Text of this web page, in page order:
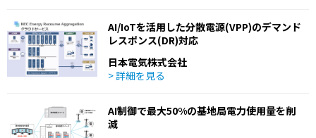
AI/IoTを活用した分散電源(VPP)のデマンド
レスポンス(DR)対応
日本電気株式会社
> 詳細を見る
AI制御で最大50%の基地局電力使用量を削
減